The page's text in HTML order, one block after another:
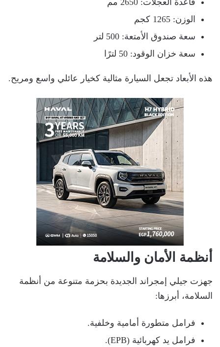
قاعدة العجلات: 2650 مم
الوزن: 1265 كجم
سعة صندوق الأمتعة: 500 لتر
سعة خزان الوقود: 50 لترًا
هذه الأبعاد تجعل السيارة مثالية كخيار عائلي واسع ومريح.
أنظمة الأمان والسلامة
جهزت جيلي إمجراند الجديدة بحزمة متنوعة من أنظمة
السلامة، أبرزها:
فرامل متطورة أمامية وخلفية.
فرامل يد كهربائية (EPB).